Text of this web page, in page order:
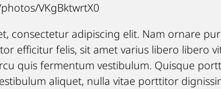
VKgBktwrtX0
consectetur adipiscing elit. Nam ornare
efficitur felis, sit amet varius libero libero
quis fermentum vestibulum. Quisque
aliquet, nulla vitae porttitor